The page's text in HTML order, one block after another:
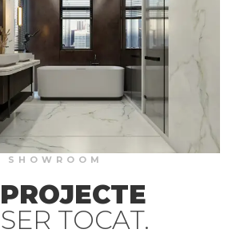
TOCAT.